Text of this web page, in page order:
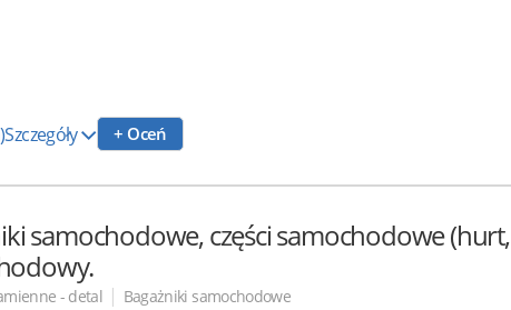
Szczegóły + Oceń
samochodowe, części samochodowe (hurt,
- detal | Bagażniki samochodowe